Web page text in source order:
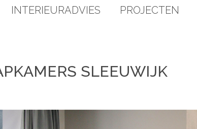
INTERIEURADVIES PROJECTEN
SLEEUWIJK